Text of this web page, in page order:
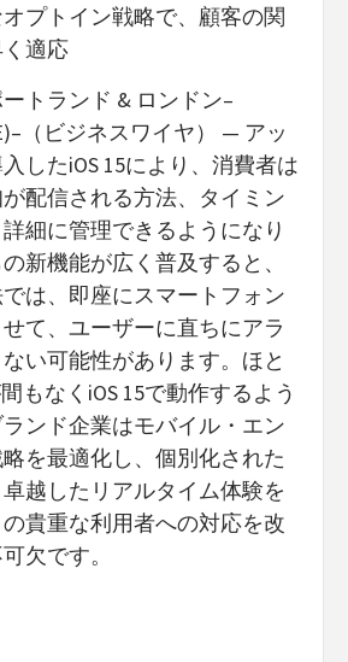
プトイン戦略で、顧客の関
適応
トランド & ロンドン–
（ビジネスワイヤ） — アッ
したiOS 15により、消費者は
配信される方法、タイミン
細に管理できるようになり
新機能が広く普及すると、
は、即座にスマートフォン
て、ユーザーに直ちにアラ
い可能性があります。ほと
もなくiOS 15で動作するよう
ンド企業はモバイル・エン
を最適化し、個別化された
越したリアルタイム体験を
貴重な利用者への対応を改
欠です。